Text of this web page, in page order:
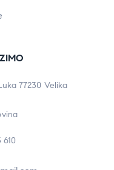
77230 Velika
610